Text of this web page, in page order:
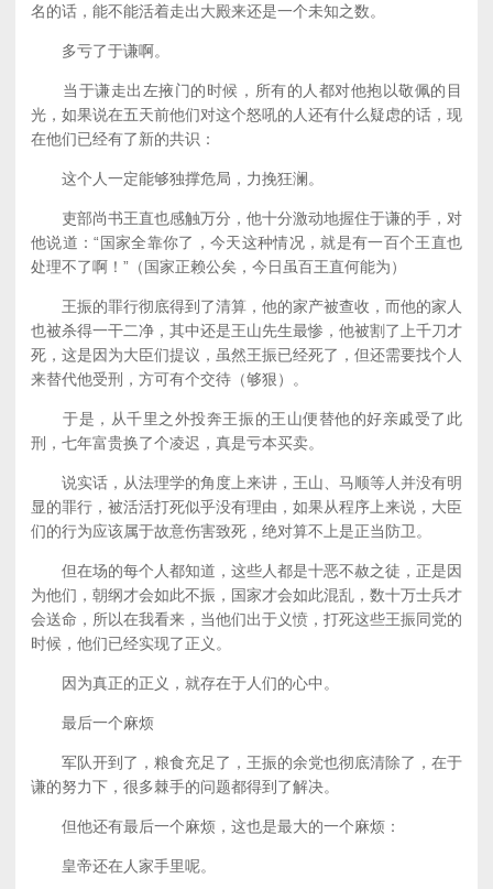
名的话，能不能活着走出大殿来还是一个未知之数。
多亏了于谦啊。
当于谦走出左掖门的时候，所有的人都对他抱以敬佩的目
光，如果说在五天前他们对这个怒吼的人还有什么疑虑的话，现
在他们已经有了新的共识：
这个人一定能够独撑危局，力挽狂澜。
吏部尚书王直也感触万分，他十分激动地握住于谦的手，对
他说道：“国家全靠你了，今天这种情况，就是有一百个王直也
处理不了啊！”（国家正赖公矣，今日虽百王直何能为）
王振的罪行彻底得到了清算，他的家产被查收，而他的家人
也被杀得一干二净，其中还是王山先生最惨，他被割了上千刀才
死，这是因为大臣们提议，虽然王振已经死了，但还需要找个人
来替代他受刑，方可有个交待（够狠）。
于是，从千里之外投奔王振的王山便替他的好亲戚受了此
刑，七年富贵换了个凌迟，真是亏本买卖。
说实话，从法理学的角度上来讲，王山、马顺等人并没有明
显的罪行，被活活打死似乎没有理由，如果从程序上来说，大臣
们的行为应该属于故意伤害致死，绝对算不上是正当防卫。
但在场的每个人都知道，这些人都是十恶不赦之徒，正是因
为他们，朝纲才会如此不振，国家才会如此混乱，数十万士兵才
会送命，所以在我看来，当他们出于义愤，打死这些王振同党的
时候，他们已经实现了正义。
因为真正的正义，就存在于人们的心中。
最后一个麻烦
军队开到了，粮食充足了，王振的余党也彻底清除了，在于
谦的努力下，很多棘手的问题都得到了解决。
但他还有最后一个麻烦，这也是最大的一个麻烦：
皇帝还在人家手里呢。